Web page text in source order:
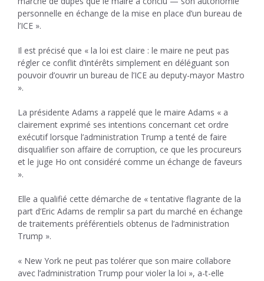
personnelle en échange de la mise en place d’un bureau de
l’ICE ».
Il est précisé que « la loi est claire : le maire ne peut pas
régler ce conflit d’intérêts simplement en déléguant son
pouvoir d’ouvrir un bureau de l’ICE au deputy-mayor Mastro
».
La présidente Adams a rappelé que le maire Adams « a
clairement exprimé ses intentions concernant cet ordre
exécutif lorsque l’administration Trump a tenté de faire
disqualifier son affaire de corruption, ce que les procureurs
et le juge Ho ont considéré comme un échange de faveurs
».
Elle a qualifié cette démarche de « tentative flagrante de la
part d’Eric Adams de remplir sa part du marché en échange
de traitements préférentiels obtenus de l’administration
Trump ».
« New York ne peut pas tolérer que son maire collabore
avec l’administration Trump pour violer la loi », a-t-elle